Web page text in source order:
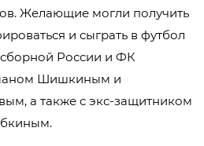
Желающие могли получить
и сыграть в футбол
России и ФК
Шишкиным и
а также с экс-защитником